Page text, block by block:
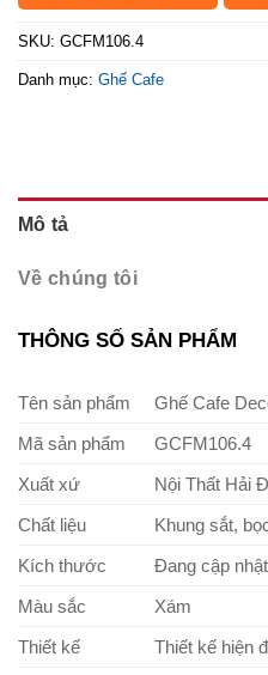
SKU: GCFM106.4
Danh mục: Ghế Cafe
Mô tả
Về chúng tôi
THÔNG SỐ SẢN PHẨM
Tên sản phẩm
Ghế Cafe
Mã sản phẩm
GCFM106.4
Xuất xứ
Nội Thất Hải
Chất liệu
Khung sắt,
Kích thước
Đang cập nhật
Màu sắc
Xám
Thiết kế
Thiết kế hiện